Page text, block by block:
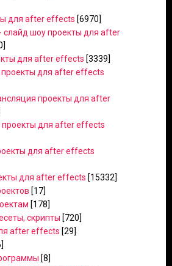
для after effects [6970]
слайд шоу проекты для after
для after effects [3339]
проекты для after effects
проекты для after
проекты для after effects
для after effects
для after effects [15332]
[17]
[178]
скрипты [720]
after effects [29]
[8]